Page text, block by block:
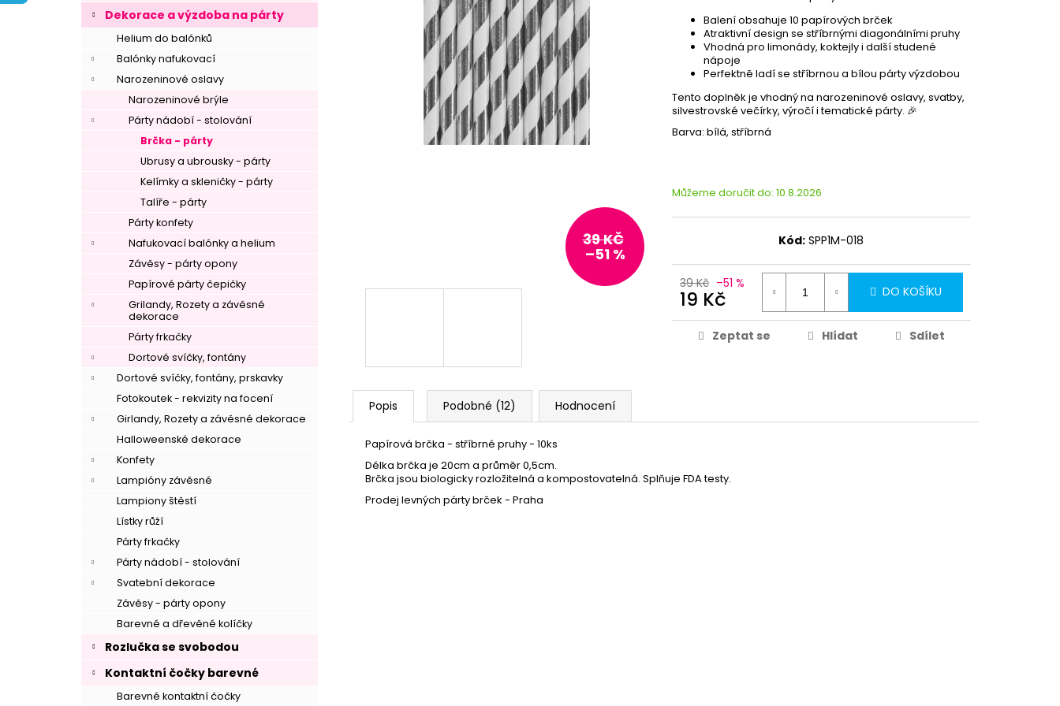
Dekorace a výzdoba na párty
Helium do balónků
Balónky nafukovací
Narozeninové oslavy
Narozeninové brýle
Párty nádobí - stolování
Brčka - párty
Ubrusy a ubrousky - párty
Kelímky a skleničky - párty
Talíře - párty
Párty konfety
Nafukovací balónky a helium
Závěsy - párty opony
Papírové párty čepičky
Grilandy, Rozety a závěsné
dekorace
Párty frkačky
Dortové svíčky, fontány
Dortové svíčky, fontány, prskavky
Fotokoutek - rekvizity na focení
Girlandy, Rozety a závěsné dekorace
Halloweenské dekorace
Konfety
Lampióny závěsné
Lampiony štěstí
Lístky růží
Párty frkačky
Párty nádobí - stolování
Svatební dekorace
Závěsy - párty opony
Barevné a dřevěné kolíčky
Rozlučka se svobodou
Kontaktní čočky barevné
Barevné kontaktní čočky
Balení obsahuje 10 papírových brček
Atraktivní design se stříbrnými diagonálními pruhy
Vhodná pro limonády, koktejly i další studené
nápoje
Perfektně ladí se stříbrnou a bílou párty výzdobou
Tento doplněk je vhodný na narozeninové oslavy, svatby,
silvestrovské večírky, výročí i tematické párty. 🎉
Barva: bílá, stříbrná
Můžeme doručit do: 10.8.2026
Kód: SPP1M-018
39 Kč –51 %
19 Kč DO KOŠÍKU
Zeptat se Hlídat Sdílet
39 KČ
–51 %
Popis Podobné (12) Hodnocení
Papírová brčka - stříbrné pruhy - 10ks
Délka brčka je 20cm a průměr 0,5cm.
Brčka jsou biologicky rozložitelná a kompostovatelná. Splňuje FDA testy.
Prodej levných párty brček - Praha
Partykostym.cz - online